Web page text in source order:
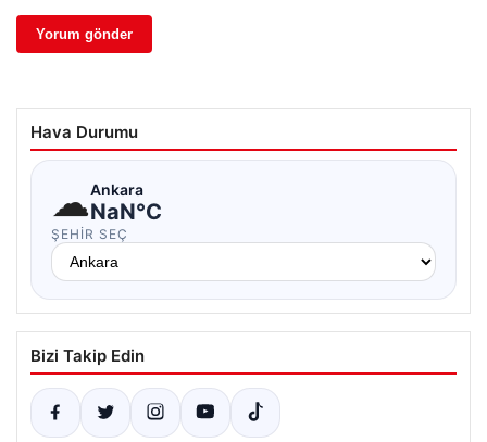
Hava Durumu
☁Ankara
NaN°C
ŞEHIR SEÇ
Bizi Takip Edin